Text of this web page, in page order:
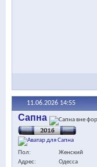
11.06.2026 14:55
Сапна
Пол
Женский
Адрес
Одесса